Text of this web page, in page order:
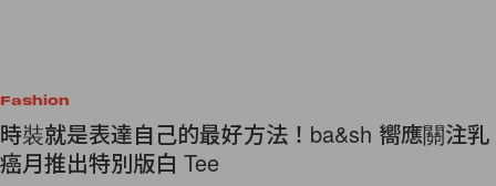
Fashion
時裝就是表達自己的最好方法！ba&sh 嚮應關注乳
癌月推出特別版白 Tee